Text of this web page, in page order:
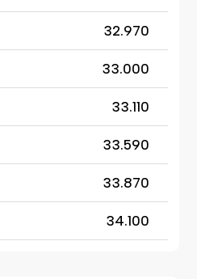
32.970
33.000
33.110
33.590
33.870
34.100